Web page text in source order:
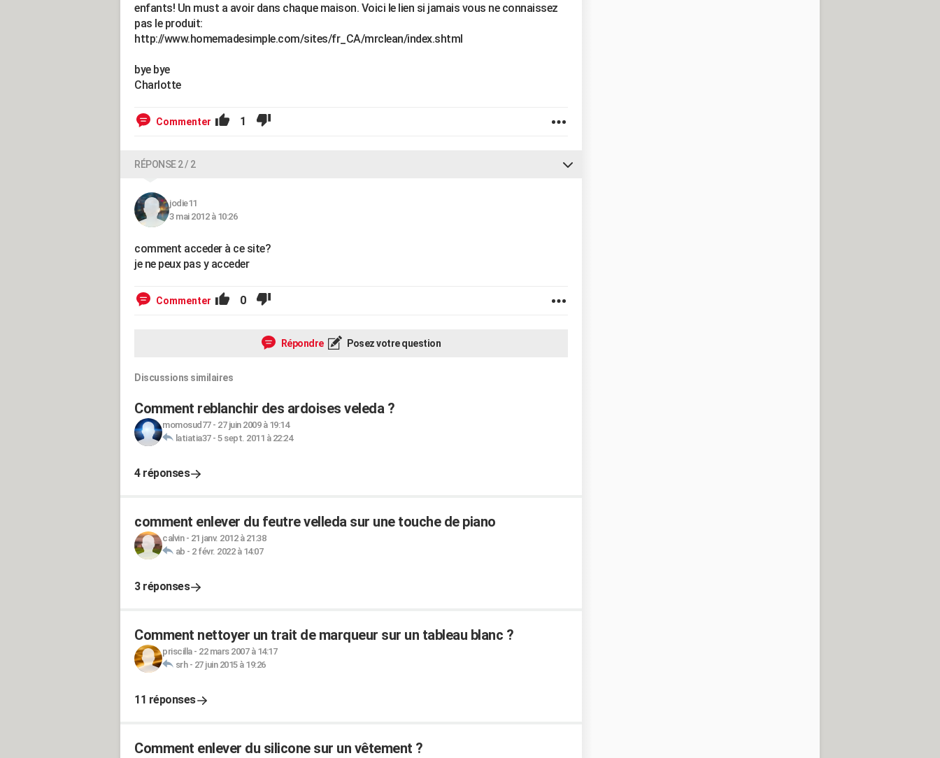
enfants! Un must a avoir dans chaque maison. Voici le lien si jamais vous ne connaissez
pas le produit:
http://www.homemadesimple.com/sites/fr_CA/mrclean/index.shtml
bye bye
Charlotte
Commenter 1
RÉPONSE 2 / 2
jodie11
3 mai 2012 à 10:26
comment acceder à ce site?
je ne peux pas y acceder
Commenter 0
Répondre Posez votre question
Discussions similaires
Comment reblanchir des ardoises veleda ?
momosud77- 27 juin 2009 à 19:14
latiatia37- 5 sept. 2011 à 22:24
4 réponses
comment enlever du feutre velleda sur une touche de piano
calvin- 21 janv. 2012 à 21:38
ab - 2 févr. 2022 à 14:07
3 réponses
Comment nettoyer un trait de marqueur sur un tableau blanc ?
priscilla- 22 mars 2007 à 14:17
srh- 27 juin 2015 à 19:26
11 réponses
Comment enlever du silicone sur un vêtement ?